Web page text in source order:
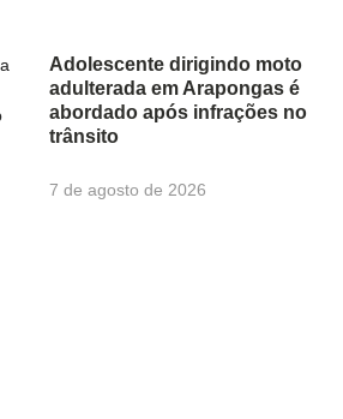
Adolescente dirigindo moto
adulterada em Arapongas é
abordado após infrações no
trânsito
7 de agosto de 2026